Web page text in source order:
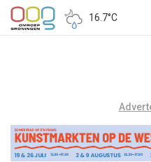
16.7°C